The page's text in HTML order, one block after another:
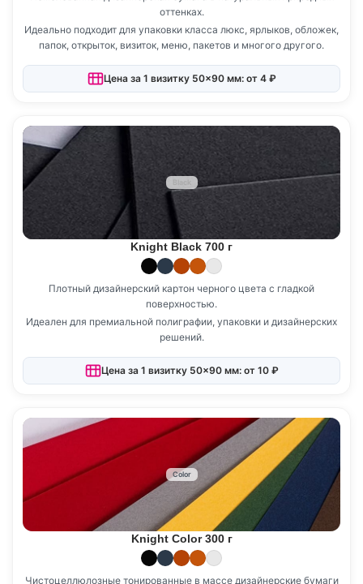
оттенках.
Идеально подходит для упаковки класса люкс, ярлыков, обложек,
папок, открыток, визиток, меню, пакетов и многого другого.
Цена за 1 визитку 50×90 мм: от 4 ₽
Black
Knight Black 700 г
Плотный дизайнерский картон черного цвета с гладкой
поверхностью.
Идеален для премиальной полиграфии, упаковки и дизайнерских
решений.
Цена за 1 визитку 50×90 мм: от 10 ₽
Color
Knight Color 300 г
Чистоцеллюлозные тонированные в массе дизайнерские бумаги